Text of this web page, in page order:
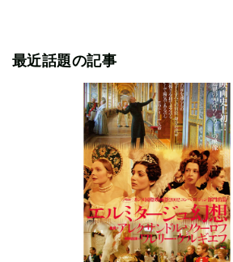
最近話題の記事